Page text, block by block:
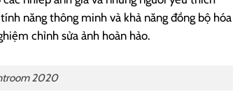
năng thông minh và khả năng đồng bộ hóa
chỉnh sửa ảnh hoàn hảo.
2020